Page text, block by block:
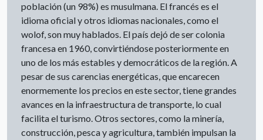
población (un 98%) es musulmana. El francés es el
idioma oficial y otros idiomas nacionales, como el
wolof, son muy hablados. El país dejó de ser colonia
francesa en 1960, convirtiéndose posteriormente en
uno de los más estables y democráticos de la región. A
pesar de sus carencias energéticas, que encarecen
enormemente los precios en este sector, tiene grandes
avances en la infraestructura de transporte, lo cual
facilita el turismo. Otros sectores, como la minería,
construcción, pesca y agricultura, también impulsan la